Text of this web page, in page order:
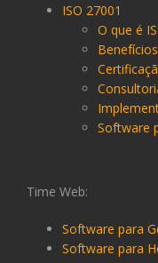
ISO 27001
O que é
Software
Time Web:
Software para
Software para